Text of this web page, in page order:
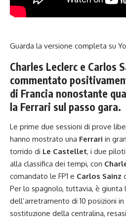
Guarda la versione completa su
Charles Leclerc e Carlos
commentato
di Francia nonostante
la Ferrari sul passo gara.
Le prime due sessioni di prove
hanno mostrato una Ferrari in
torrido di Le Castellet, i due
alla classifica dei tempi, con
comandato le FP1 e Carlos Sainz
Per lo spagnolo, tuttavia, è giunta
dell’arretramento di 10 posizioni
sostituzione della centralina,